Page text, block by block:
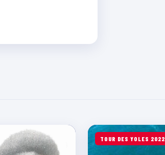
TOUR DES YOLES 2022